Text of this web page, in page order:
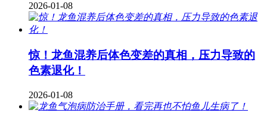
2026-01-08
惊！龙鱼混养后体色变差的真相，压力导致的
色素退化！
2026-01-08